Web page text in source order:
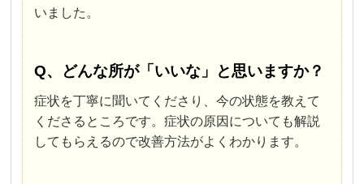
いました。
Q、どんな所が「いいな」と思いますか？
症状を丁寧に聞いてくださり、今の状態を教えて
くださるところです。症状の原因についても解説
してもらえるので改善方法がよくわかります。